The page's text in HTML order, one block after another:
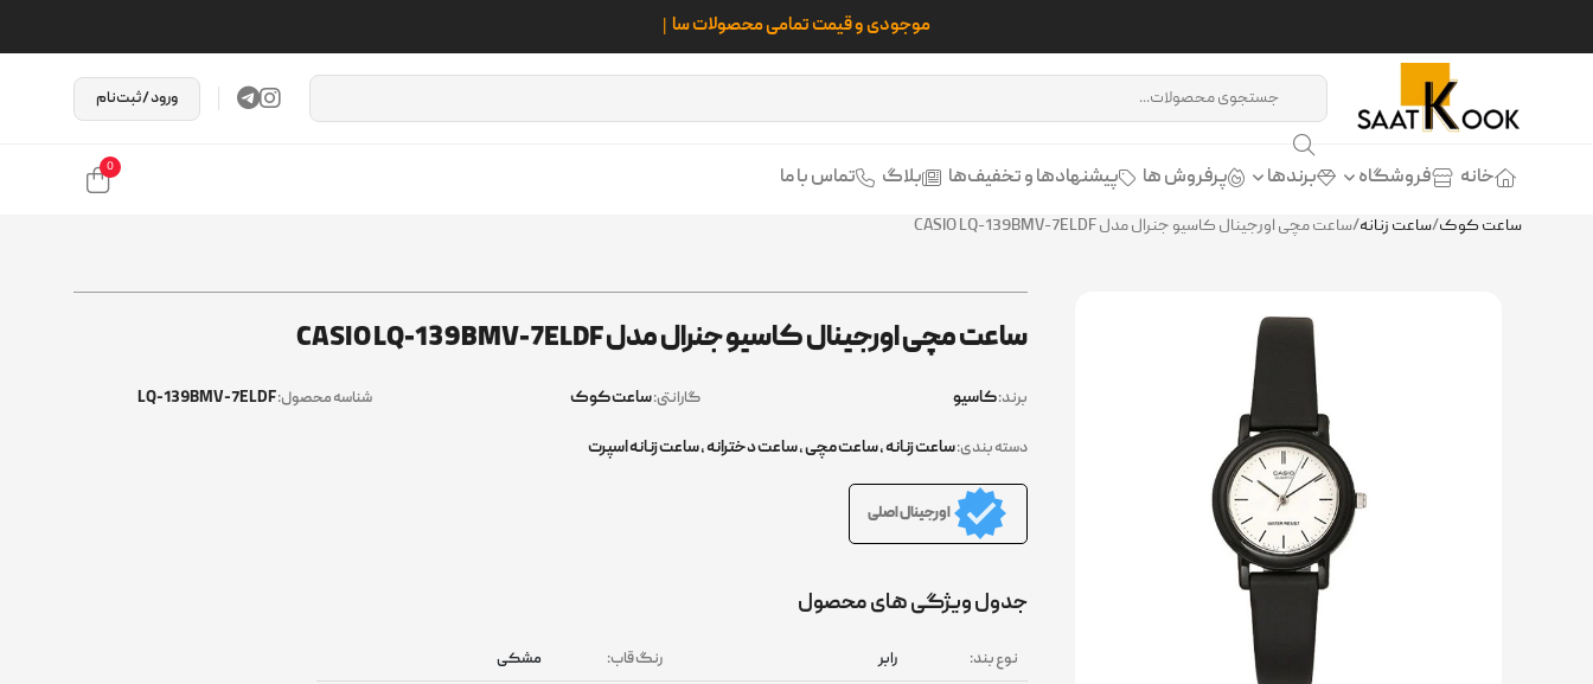
ورود / ثبت‌نام
خانه فروشگاه برندها پرفروش ها پیشنهادها و تخفیف‌ها بلاگ تماس با ما 0
ساعت کوک/ساعت زنانه/ساعت مچی اورجینال کاسیو جنرال مدل CASIO LQ-139BMV-7ELDF
ساعت مچی اورجینال کاسیو جنرال مدل CASIO LQ-139BMV-7ELDF
برند:کاسیو گارانتی:ساعت کوک شناسه محصول:
دسته بندی:ساعت زنانه,ساعت مچی,ساعت دخترانه,ساعت زنانه اسپرت
اورجینال اصلی
جدول ویژگی های محصول
نوع بند: رابر رنگ قاب:
مشکی